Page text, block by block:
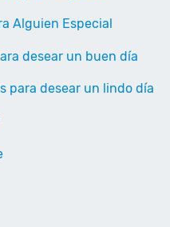
Alguien Especial
desear un buen día
para desear un lindo día